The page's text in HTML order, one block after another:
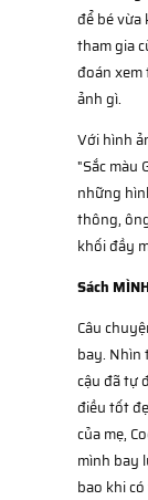
để bé vừa
tham gia
đoán xem
ảnh gì.
Với hình
"Sắc màu
những
thông,
khối đầy
Sách
Câu
bay. Nhìn
cậu đã tự
điều tốt
của mẹ,
mình bay
bao khi